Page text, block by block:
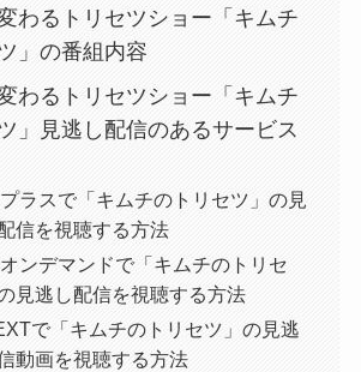
わるトリセツショー「キムチ
」の番組内容
わるトリセツショー「キムチ
」見逃し配信のあるサービス
ラスで「キムチのトリセツ」の見
信を視聴する方法
ンデマンドで「キムチのトリセ
見逃し配信を視聴する方法
で「キムチのトリセツ」の見逃
動画を視聴する方法